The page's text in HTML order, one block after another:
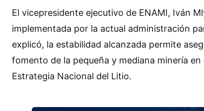
El vicepresidente ejecutivo de ENAMI, Iván
implementada por la actual administración
explicó, la estabilidad alcanzada permite
fomento de la pequeña y mediana minería
Estrategia Nacional del Litio.